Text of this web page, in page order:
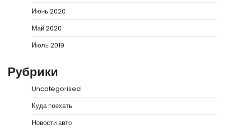
Июнь 2020
Май 2020
Июль 2019
Рубрики
Uncategorised
Куда поехать
Новости авто